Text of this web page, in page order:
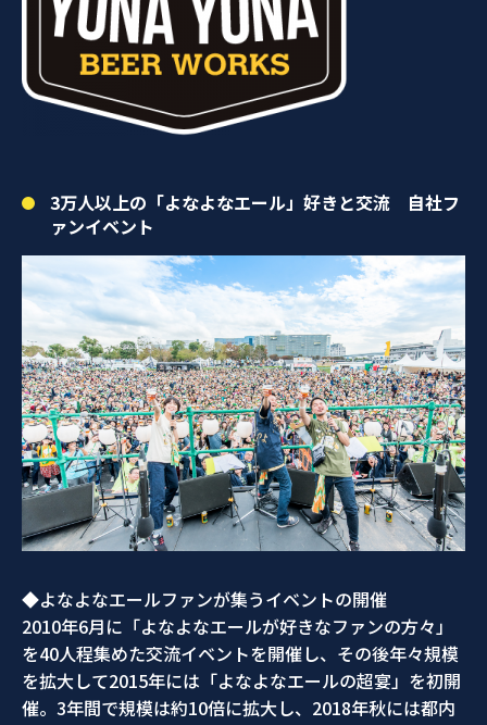
3万人以上の「よなよなエール」好きと交流 自社フ
ァンイベント
◆よなよなエールファンが集うイベントの開催
2010年6月に「よなよなエールが好きなファンの方々」
を40人程集めた交流イベントを開催し、その後年々規模
を拡大して2015年には「よなよなエールの超宴」を初開
催。3年間で規模は約10倍に拡大し、2018年秋には都内